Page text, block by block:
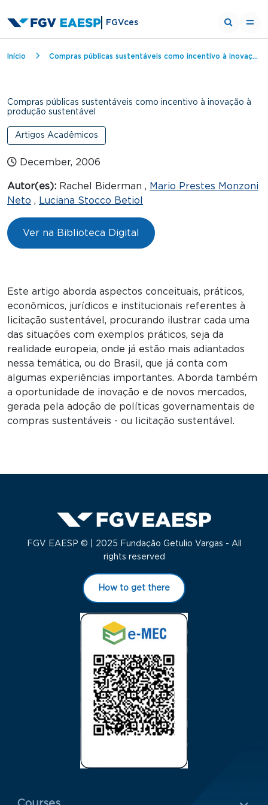
FGVces
Breadcrumb
Início Compras públicas sustentáveis como incentivo à inovação à produção sustentável
Compras públicas sustentáveis como incentivo à inovação à
produção sustentável
Artigos Acadêmicos
December, 2006
Autor(es): Rachel Biderman , Mario Prestes Monzoni
Neto , Luciana Stocco Betiol
Ver na Biblioteca Digital
Este artigo aborda aspectos conceituais, práticos,
econômicos, jurídicos e institucionais referentes à
licitação sustentável, procurando ilustrar cada uma
das situações com exemplos práticos, seja da
realidade europeia, onde já estão mais adiantados
nessa temática, ou do Brasil, que já conta com
algumas experiências importantes. Aborda também
a oportunidade de inovação e de novos mercados,
gerada pela adoção de políticas governamentais de
compras sustentáveis - ou licitação sustentável.
FGV EAESP © | 2025 Fundação Getulio Vargas - All
rights reserved
How to get there
Menu Rodapé 1